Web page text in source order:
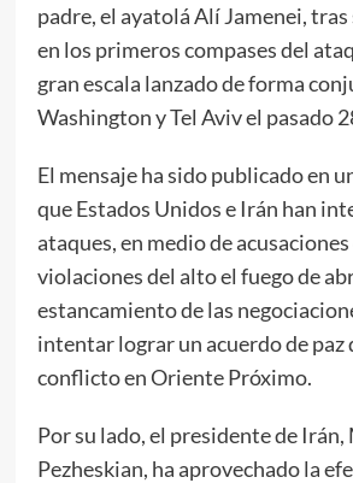
padre, el ayatolá Alí Jamenei, tras
en los primeros compases del
gran escala lanzado de forma
Washington y Tel Aviv el pasado
El mensaje ha sido publicado en
que Estados Unidos e Irán han
ataques, en medio de
violaciones del alto el fuego de
estancamiento de las
intentar lograr un acuerdo de paz
conflicto en Oriente Próximo.
Por su lado, el presidente de Irán,
Pezheskian, ha aprovechado la